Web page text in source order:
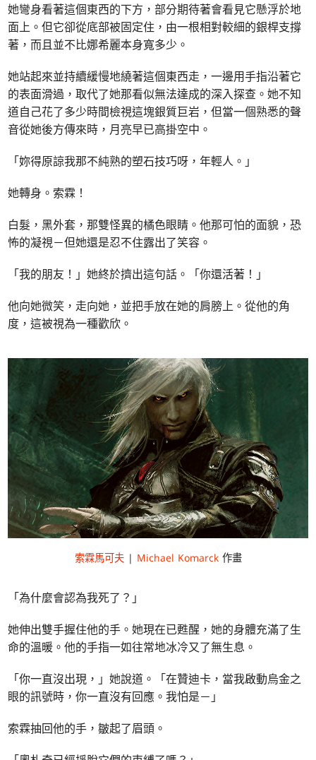
她彎身看著這個東西的下方，部分期待著會看見它懸浮於地
面上。但它卻從底部被固定住，由一根相對較細的銀桿支撐
著，而且並不比娜希麗本身寬多少。
她站起來並持續緩慢地繞著這個東西走，一邊用手指沿著它
的表面滑過，取代了她那看似無法達成的深入探查。她不知
道自己花了多少時間檢視這塊銀質巨岩，但當一個熟悉的聲
音從她後方傳來時，月亮早已高掛空中。
「妳得原諒我那不純熟的塑石技巧呀，年輕人。」
她轉身。索霖！
白髮，黑外套，那雙怪異的橘色眼睛。他那可怕的面貌，恐
怖的凝視－但她還是忍不住露出了笑容。
「我的朋友！」她終於擠出這句話。「你還活著！」
他向她微笑，走向她，並把手放在她的肩膀上。從他的角
度，這被視為一種歡欣。
索霖馬可夫| Michael Komarck作畫
「為什麼會認為我死了？」
她伸出雙手握住他的手。她現在已甦醒，她的身體充滿了生
命的溫暖。他的手指一如往常地冰冷又了無生息。
「你一直沒出現，」她說道。「在贊迪卡，當我啟動烏金之
眼的訊號時，你一直沒有回應。我怕是－」
索霖抽回他的手，皺起了眉頭。